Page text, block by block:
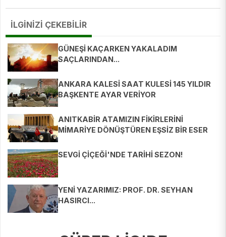
İLGİNİZİ ÇEKEBİLİR
GÜNEŞİ KAÇARKEN YAKALADIM
SAÇLARINDAN...
ANKARA KALESİ SAAT KULESİ 145 YILDIR
BAŞKENTE AYAR VERİYOR
ANITKABİR ATAMIZIN FİKİRLERİNİ
MİMARİYE DÖNÜŞTÜREN EŞSİZ BİR ESER
SEVGİ ÇİÇEĞİ'NDE TARİHİ SEZON!
YENİ YAZARIMIZ: PROF. DR. SEYHAN
HASIRCI...